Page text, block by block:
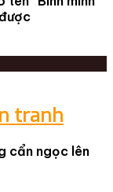
tranh
cẩn ngọc lên